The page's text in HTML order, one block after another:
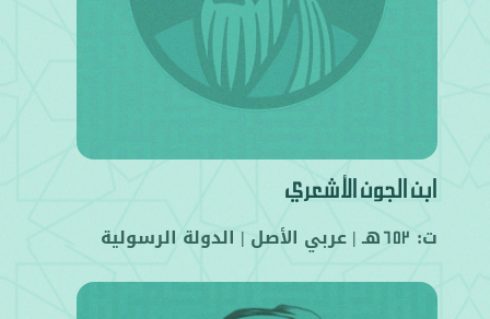
ابن الجون الأشعري
ت:652هـ |عربي الأصل | الدولة الرسولية